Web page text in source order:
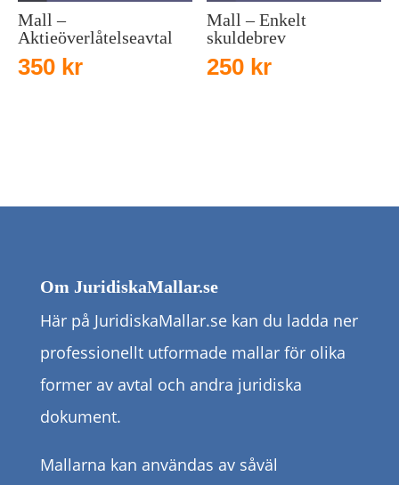
Mall –
Aktieöverlåtelseavtal
350 kr
Mall – Enkelt
skuldebrev
250 kr
Om JuridiskaMallar.se
Här på JuridiskaMallar.se kan du ladda ner
professionellt utformade mallar för olika
former av avtal och andra juridiska
dokument.
Mallarna kan användas av såväl